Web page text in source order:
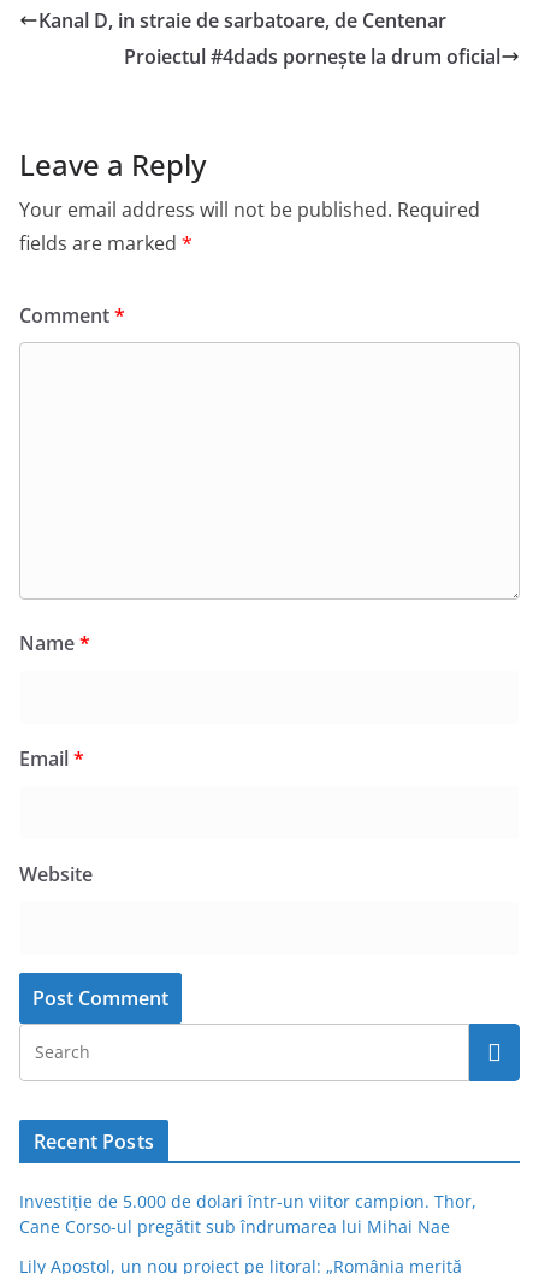
Kanal D, in straie de sarbatoare, de Centenar
Proiectul #4dads pornește la drum oficial
Leave a Reply
Your email address will not be published. Required
fields are marked *
Comment*
Name*
Email*
Website
Recent Posts
Investiție de 5.000 de dolari într-un viitor campion. Thor,
Cane Corso-ul pregătit sub îndrumarea lui Mihai Nae
Lily Apostol, un nou proiect pe litoral: „România merită